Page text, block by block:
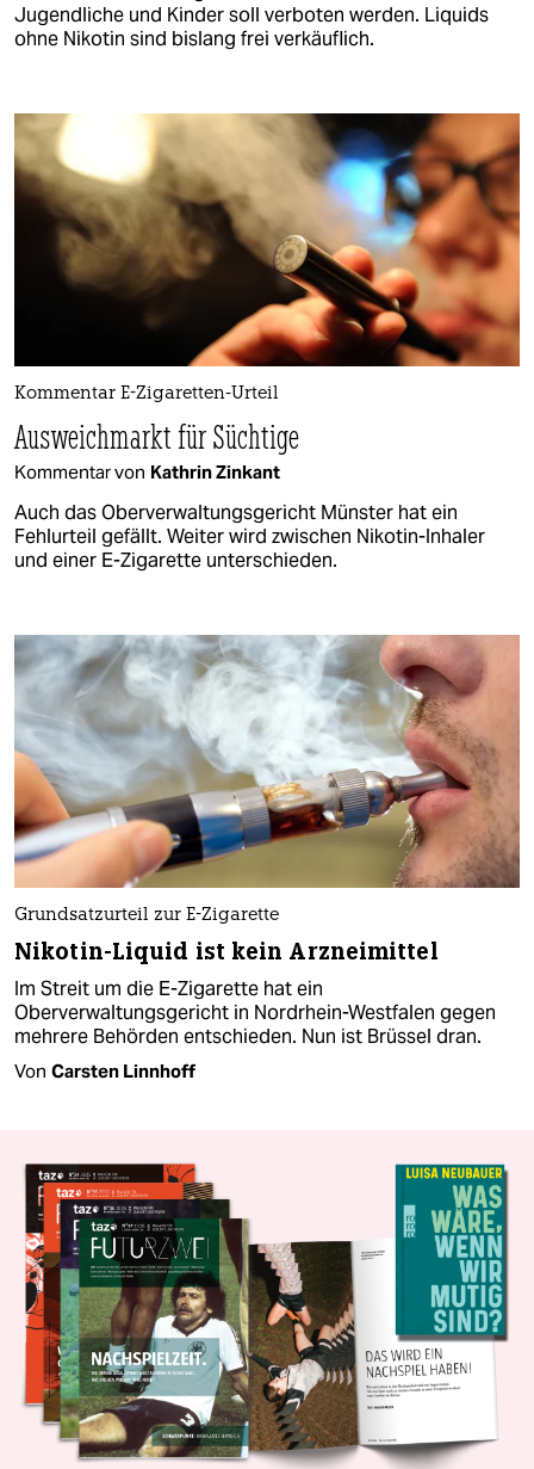
Jugendliche und Kinder soll verboten werden. Liquids
ohne Nikotin sind bislang frei verkäuflich.
Kommentar E-Zigaretten-Urteil
Ausweichmarkt für Süchtige
Kommentar von Kathrin Zinkant
Auch das Oberverwaltungsgericht Münster hat ein
Fehlurteil gefällt. Weiter wird zwischen Nikotin-Inhaler
und einer E-Zigarette unterschieden.
Grundsatzurteil zur E-Zigarette
Nikotin-Liquid ist kein Arzneimittel
Im Streit um die E-Zigarette hat ein
Oberverwaltungsgericht in Nordrhein-Westfalen gegen
mehrere Behörden entschieden. Nun ist Brüssel dran.
Von Carsten Linnhoff